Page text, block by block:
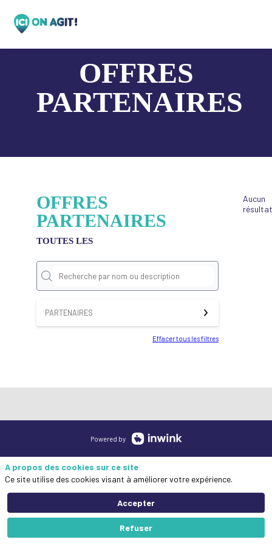
OFFRES
PARTENAIRES
TOUTES LES
OFFRES
PARTENAIRES
PARTENAIRES
Effacer tous les filtres
Aucun
résultat
Powered by
A propos des cookies sur ce site
Ce site utilise des cookies visant à améliorer votre expérience.
Accepter
Refuser